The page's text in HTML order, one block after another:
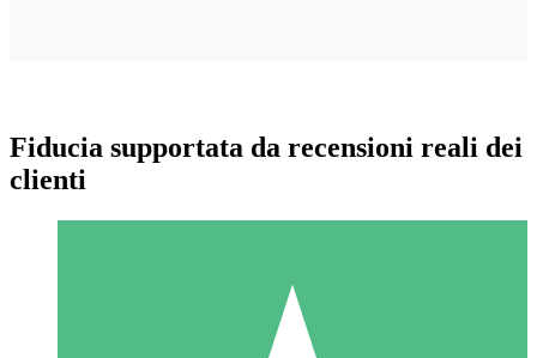
Fiducia supportata da recensioni reali dei
clienti